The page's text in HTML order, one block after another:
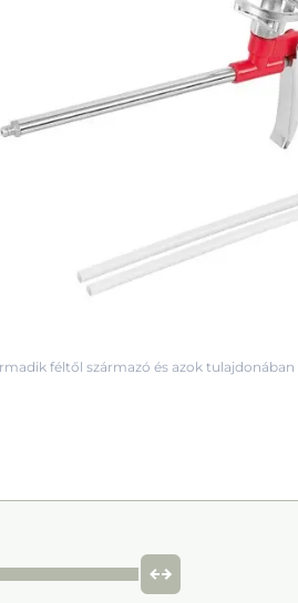
féltől származó és azok